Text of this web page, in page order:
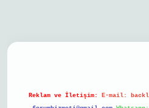
Reklam ve İletişim: E-mail: